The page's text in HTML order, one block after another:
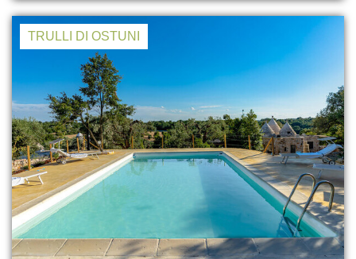
TRULLI DI OSTUNI